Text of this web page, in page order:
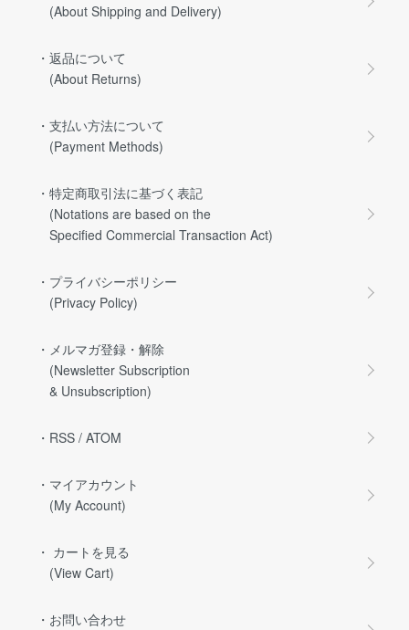
(About Shipping and Delivery)
・返品について
(About Returns)
・支払い方法について
(Payment Methods)
・特定商取引法に基づく表記
(Notations are based on the
Specified Commercial Transaction Act)
・プライバシーポリシー
(Privacy Policy)
・メルマガ登録・解除
(Newsletter Subscription
& Unsubscription)
・RSS / ATOM
・マイアカウント
(My Account)
・ カートを見る
(View Cart)
・お問い合わせ